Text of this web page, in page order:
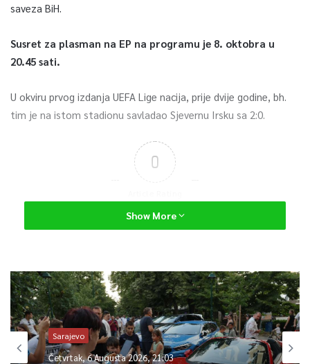
saveza BiH.
Susret za plasman na EP na programu je 8. oktobra u
20.45 sati.
U okviru prvog izdanja UEFA Lige nacija, prije dvije godine, bh.
tim je na istom stadionu savladao Sjevernu Irsku sa 2:0.
0
Show More
Sarajevo
Četvrtak, 6 Augusta 2026, 21:03